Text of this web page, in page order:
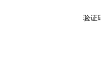
验证